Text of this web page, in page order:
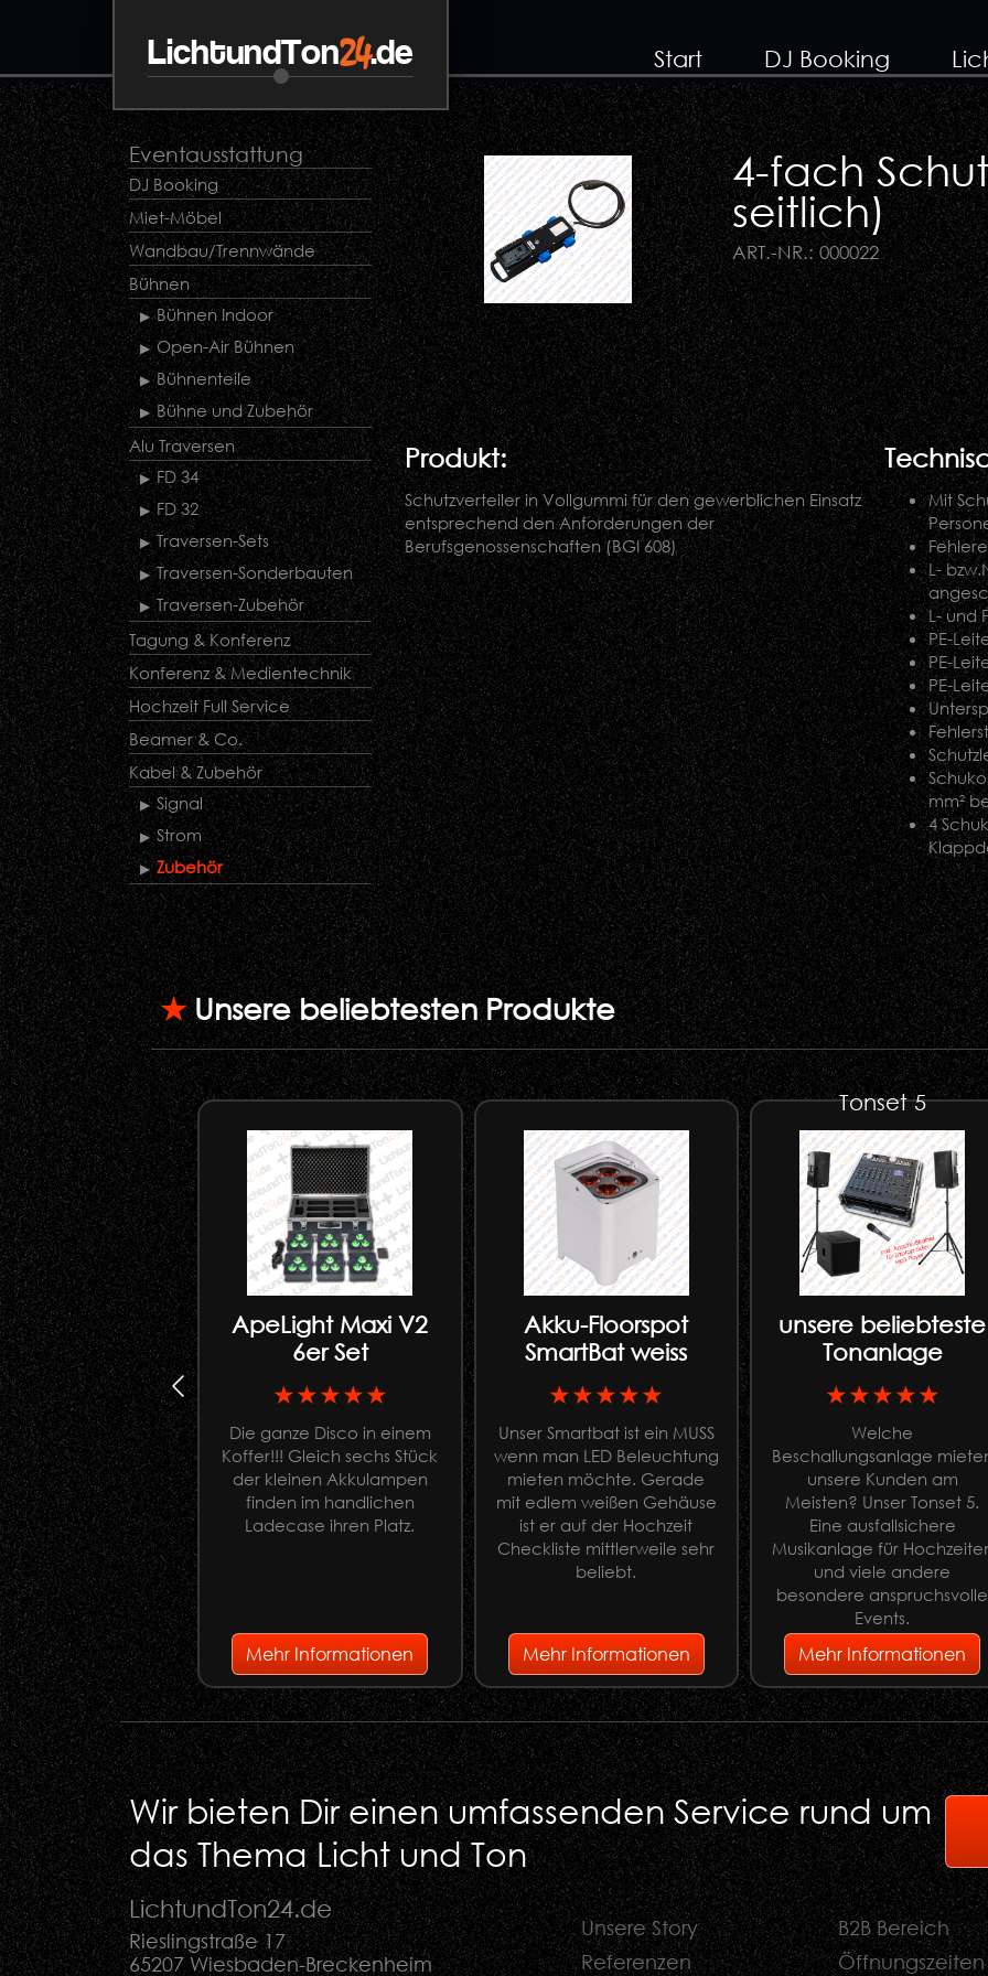
Start DJ Booking
LichtundTon24.de
Eventausstattung
DJ Booking
Miet-Möbel
Wandbau/Trennwände
Bühnen
Bühnen Indoor
Open-Air Bühnen
Bühnenteile
Bühne und Zubehör
Alu Traversen
FD 34
FD 32
Traversen-Sets
Traversen-Sonderbauten
Traversen-Zubehör
Tagung & Konferenz
Konferenz & Medientechnik
Hochzeit Full Service
Beamer & Co.
Kabel & Zubehör
Signal
Strom
Zubehör
4-fach
seitlich)
ART.-NR.: 000022
Produkt:
Schutzverteiler in Vollgummi für den gewerblichen Einsatz
entsprechend den Anforderungen der
Berufsgenossenschaften (BGI 608)
Mit
L-
L- und
PE-
PE-
PE-
mm²
4
★Unsere beliebtesten Produkte
ApeLight Maxi V2
6er Set
★★★★★
Die ganze Disco in einem
Koffer!!! Gleich sechs Stück
der kleinen Akkulampen
finden im handlichen
Ladecase ihren Platz.
Mehr Informationen
Akku-Floorspot
SmartBat weiss
★★★★★
Unser Smartbat ist ein MUSS
wenn man LED Beleuchtung
mieten möchte. Gerade
mit edlem weißen Gehäuse
ist er auf der Hochzeit
Checkliste mittlerweile sehr
beliebt.
Mehr Informationen
Tonset 5
unsere beliebteste
Tonanlage
★★★★★
Welche
Beschallungsanlage
unsere Kunden am
Meisten? Unser Tonset 5.
Eine ausfallsichere
Musikanlage für
und viele andere
besondere anspruchsvolle
Events.
Mehr Informationen
Wir bieten Dir einen umfassenden Service rund um
das Thema Licht und Ton
LichtundTon24.de
Rieslingstraße 17
65207 Wiesbaden-Breckenheim
Unsere Story B2B Bereich
Referenzen
Öffnungszeiten